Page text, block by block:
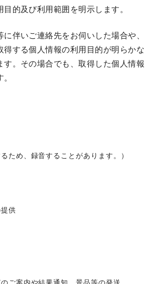
的及び利用範囲を明示します。
伴いご連絡先をお伺いした場合や、
する個人情報の利用目的が明らかな
。その場合でも、取得した個人情報
ため、録音することがあります。）
供